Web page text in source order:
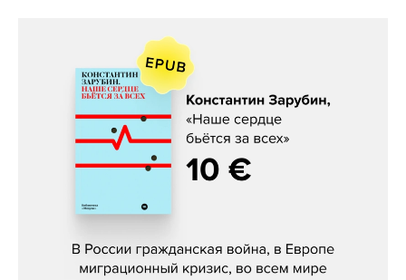
Константин Зарубин, «Наше сердце